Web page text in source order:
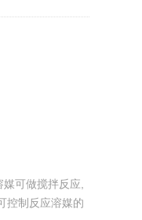
可做搅拌反应,
控制反应溶媒的